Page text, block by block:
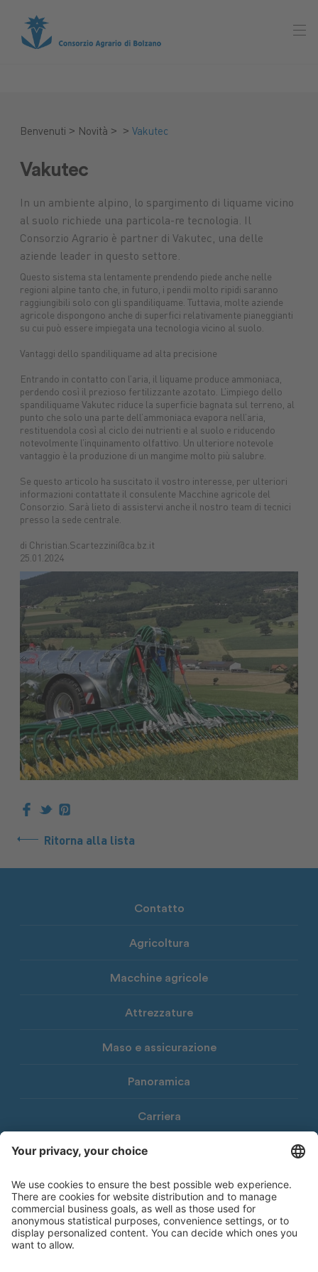
Mangimi
Protezione
piante
Concimi Impianti
Macchine
nuove
Mercato
macchine
agricole
Ricambi Carburanti
tuttoGIARDINOAssicurazioni
Prodotti
alimentariCombustibili
Benvenuti > Novità > > Vakutec
Vakutec
In un ambiente alpino, lo spargimento di liquame vicino
al suolo richiede una particola-re tecnologia. Il
Consorzio Agrario è partner di Vakutec, una delle
aziende leader in questo settore.
Questo sistema sta lentamente prendendo piede anche nelle
regioni alpine tanto che, in futuro, i pendii molto ripidi saranno
raggiungibili solo con gli spandiliquame. Tuttavia, molte aziende
agricole dispongono anche di superfici relativamente pianeggianti
su cui può essere impiegata una tecnologia vicino al suolo.
Vantaggi dello spandiliquame ad alta precisione
Entrando in contatto con l’aria, il liquame produce ammoniaca,
perdendo così il prezioso fertilizzante azotato. L’impiego dello
spandiliquame Vakutec riduce la superficie bagnata sul terreno, al
punto che solo una parte dell’ammoniaca evapora nell’aria,
restituendola così al ciclo dei nutrienti e al suolo e riducendo
notevolmente l’inquinamento olfattivo. Un ulteriore notevole
vantaggio è la produzione di un mangime molto più salubre.
Se questo articolo ha suscitato il vostro interesse, per ulteriori
informazioni contattate il consulente Macchine agricole del
Consorzio. Sarà lieto di assistervi anche il nostro team di tecnici
presso la sede centrale.
di Christian.Scartezzini@ca.bz.it
25.01.2024
Ritorna alla lista
Contatto
Agricoltura
Macchine agricole
Attrezzature
Maso e assicurazione
Panoramica
Carriera
Download
Newsletter Consorzio Agrario
© 2026 Consorzio Agrario di Bolzano Società Cooperativa
Note legali